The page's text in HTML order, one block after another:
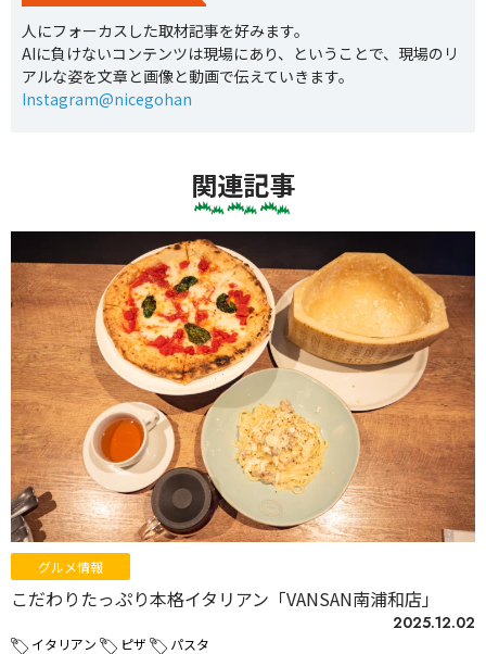
人にフォーカスした取材記事を好みます。
AIに負けないコンテンツは現場にあり、ということで、現場のリ
アルな姿を文章と画像と動画で伝えていきます。
Instagram@nicegohan
関連記事
グルメ情報
こだわりたっぷり本格イタリアン「VANSAN南浦和店」
2025.12.02
イタリアン ピザ パスタ